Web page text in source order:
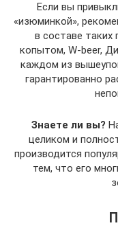
Если вы
«изюминкой»,
в составе таких
копытом, W-beer,
каждом из
гарантированно
Знаете ли вы?
целиком и
производится
тем, что его